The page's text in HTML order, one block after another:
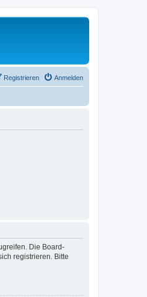
Anmelden
Registrieren
Die Board-
registrieren. Bitte